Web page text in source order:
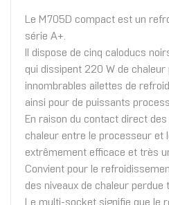
Le M705D compact est un
série A+.
Il dispose de cinq caloducs
qui dissipent 220 W de chaleur
innombrables ailettes de
ainsi pour de puissants
En raison du contact direct
chaleur entre le processeur et
extrêmement efficace et très
Convient pour le
des niveaux de chaleur perdue
Le multi-socket signifie que le